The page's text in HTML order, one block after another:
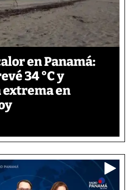
en Panamá:
34 °C y
en